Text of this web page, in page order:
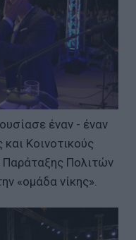
έναν - έναν
Κοινοτικούς
Παράταξης Πολιτών
«ομάδα νίκης».